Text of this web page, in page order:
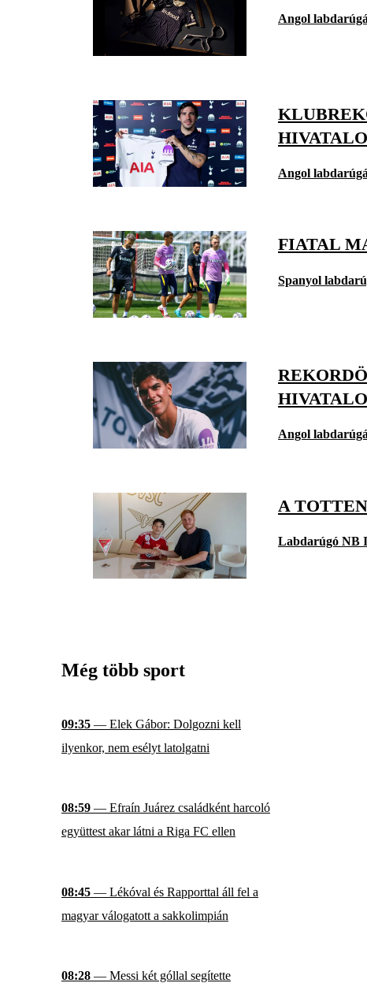
Angol
Angol
FIATAL
Spanyol
Angol
A
Labdarúgó NB I
Még több sport
09:35 — Elek Gábor: Dolgozni kell
ilyenkor, nem esélyt latolgatni
08:59 — Efraín Juárez családként harcoló
együttest akar látni a Riga FC ellen
08:45 — Lékóval és Rapporttal áll fel a
magyar válogatott a sakkolimpián
08:28 — Messi két góllal segítette